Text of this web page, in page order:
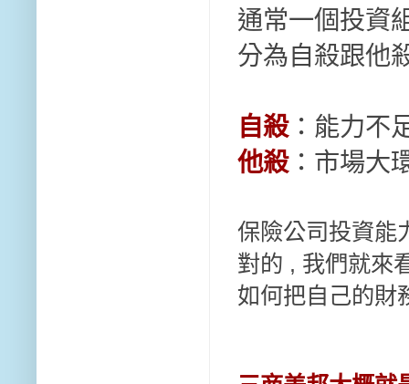
通常一個投資
分為自殺跟他
自殺：能力不
他殺：市場大
保險公司投資能
對的 , 我們就來
如何把自己的財